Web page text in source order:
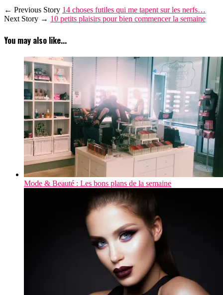
← Previous Story 14 choses futiles qui me tapent sur les nerfs…
Next Story → 10 petits plaisirs pour bien commencer la semaine
You may also like...
Mode & Beauté : Les bons plans de la semaine